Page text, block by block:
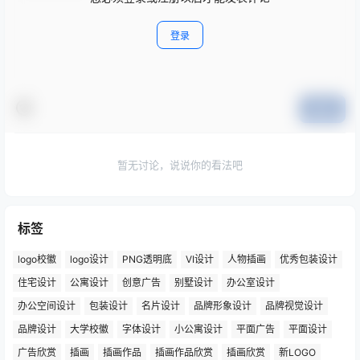
登录
暂无讨论，说说你的看法吧
标签
logo校徽 logo设计 PNG透明底 VI设计 人物插画
优秀包装设计
住宅设计
公寓设计 创意广告 别墅设计
办公室设计
办公空间设计
包装设计 名片设计 品牌形象设计
品牌视觉设计
品牌设计
大学校徽 字体设计 小公寓设计 平面广告
平面设计
广告欣赏
插画 插画作品 插画作品欣赏 插画欣赏 新LOGO